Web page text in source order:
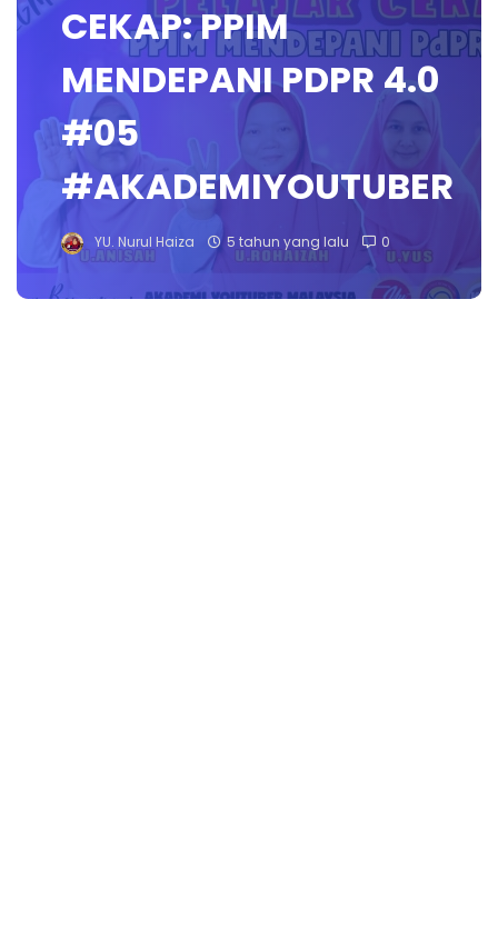
CEKAP: PPIM
MENDEPANI PDPR 4.0
#05
#AKADEMIYOUTUBER
YU. Nurul Haiza 5 tahun yang lalu 0